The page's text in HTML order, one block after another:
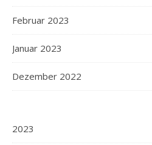
Februar 2023
Januar 2023
Dezember 2022
2023